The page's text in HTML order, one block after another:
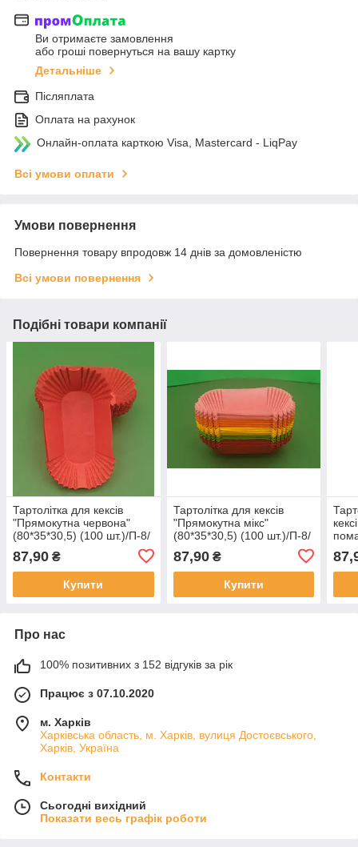
Ви отримаєте замовлення
або гроші повернуться на вашу картку
Детальніше
Післяплата
Оплата на рахунок
Онлайн-оплата карткою Visa, Mastercard - LiqPay
Всі умови оплати
Умови повернення
Повернення товару впродовж 14 днів за домовленістю
Всі умови повернення
Подібні товари компанії
Тартолітка для кексів
"Прямокутна червона"
(80*35*30,5) (100 шт.)/П-8/
87,90 ₴
Купити
Тартолітка для кексів
"Прямокутна мікс"
(80*35*30,5) (100 шт.)/П-8/
87,90₴
Купити
Про нас
100% позитивних з 152 відгуків за рік
Працює з 07.10.2020
м. Харків
Харківська область, м. Харків, вулиця Достоєвського,
Харків, Україна
Контакти
Сьогодні вихідний
Показати весь графік роботи